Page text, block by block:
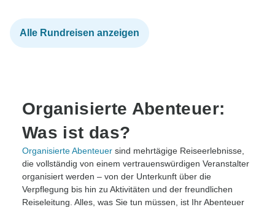
Alle Rundreisen anzeigen
Organisierte Abenteuer:
Was ist das?
Organisierte Abenteuer sind mehrtägige Reiseerlebnisse,
die vollständig von einem vertrauenswürdigen Veranstalter
organisiert werden – von der Unterkunft über die
Verpflegung bis hin zu Aktivitäten und der freundlichen
Reiseleitung. Alles, was Sie tun müssen, ist Ihr Abenteuer